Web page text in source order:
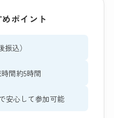
ポイント
込）
間約5時間
安心して参加可能